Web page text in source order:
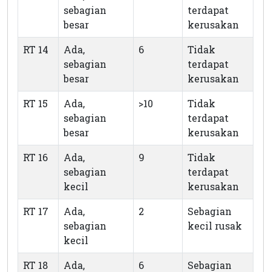
sebagian
besar
terdapat
kerusakan
RT 14
Ada,
sebagian
besar
6
Tidak
terdapat
kerusakan
RT 15
Ada,
sebagian
besar
>10
Tidak
terdapat
kerusakan
RT 16
Ada,
sebagian
kecil
9
Tidak
terdapat
kerusakan
RT 17
Ada,
sebagian
kecil
2
Sebagian
kecil rusak
RT 18
Ada,
6
Sebagian